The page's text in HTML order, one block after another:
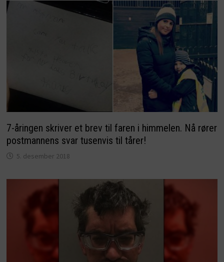
7-åringen skriver et brev til faren i himmelen. Nå rører
postmannens svar tusenvis til tårer!
5. desember 2018